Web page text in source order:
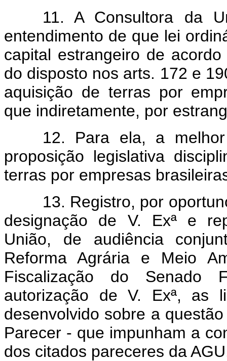
11. A Consultora da
entendimento de que lei
capital estrangeiro de
do disposto nos arts. 172 e
aquisição de terras por
que indiretamente, por
12. Para ela, a
proposição legislativa
terras por empresas
13. Registro, por
designação de V. Exª e
União, de audiência
Reforma Agrária e Meio
Fiscalização do Senado
autorização de V. Exª, as
desenvolvido sobre a
Parecer - que impunham a
dos citados pareceres da